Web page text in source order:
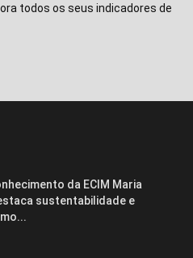
todos os seus indicadores de
da ECIM Maria
sustentabilidade e
em15segundos